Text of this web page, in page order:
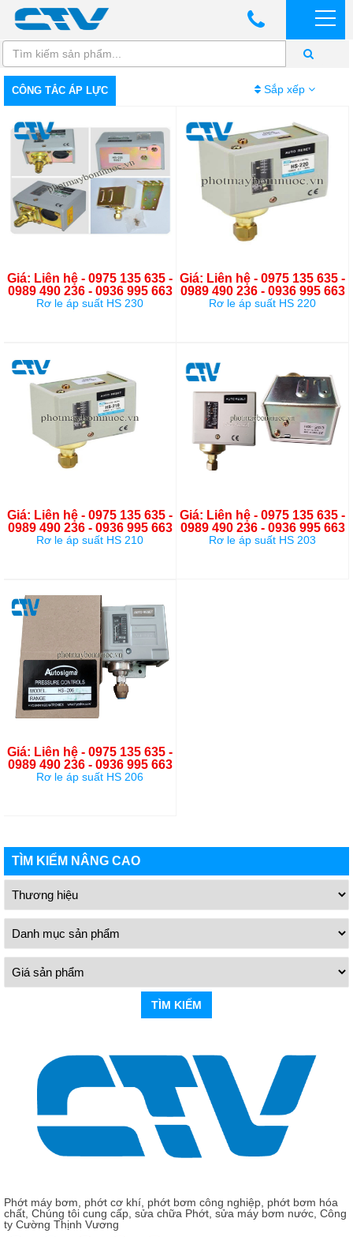
CÔNG TẮC ÁP LỰC Sắp xếp
Giá: Liên hệ - 0975 135 635 -
0989 490 236 - 0936 995 663
Rơ le áp suất HS 230
Giá: Liên hệ - 0975 135 635 -
0989 490 236 - 0936 995 663
Rơ le áp suất HS 220
Giá: Liên hệ - 0975 135 635 -
0989 490 236 - 0936 995 663
Rơ le áp suất HS 210
Giá: Liên hệ - 0975 135 635 -
0989 490 236 - 0936 995 663
Rơ le áp suất HS 203
Giá: Liên hệ - 0975 135 635 -
0989 490 236 - 0936 995 663
Rơ le áp suất HS 206
TÌM KIẾM NÂNG CAO
TÌM KIẾM
Phớt máy bơm, phớt cơ khí, phớt bơm công nghiệp, phớt bơm hóa
chất, Chúng tôi cung cấp, sửa chữa Phớt, sửa máy bơm nước, Công
ty Cường Thịnh Vương